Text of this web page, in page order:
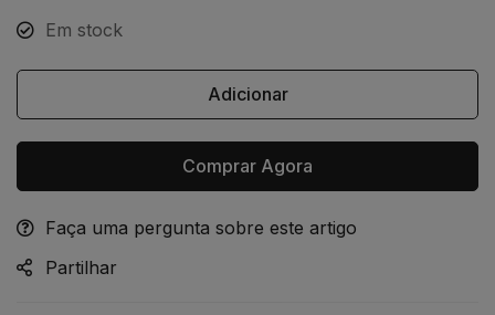
Em stock
Adicionar
Comprar Agora
Alternative:
Faça uma pergunta sobre este artigo
Partilhar